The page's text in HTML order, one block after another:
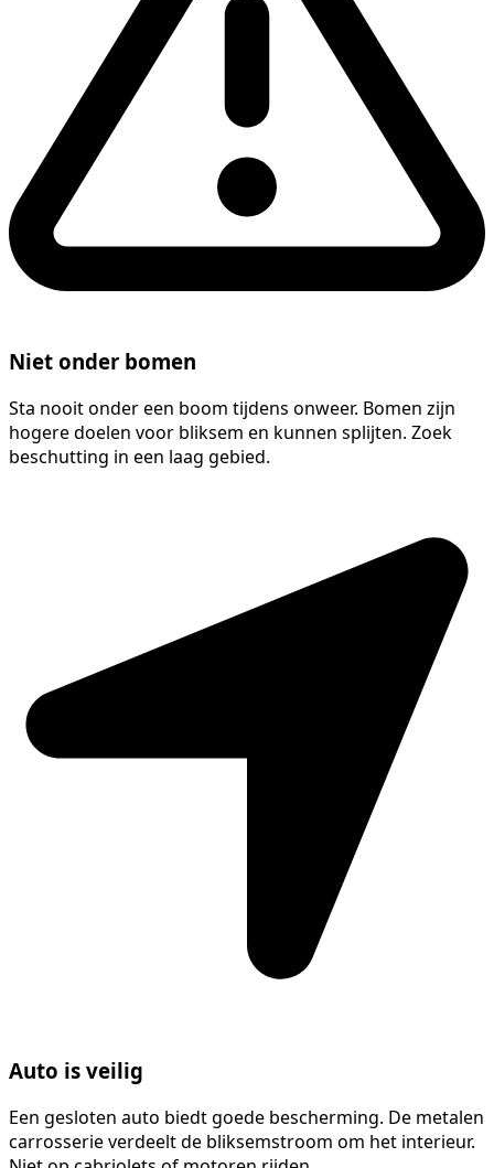
Niet onder bomen
Sta nooit onder een boom tijdens onweer. Bomen zijn
hogere doelen voor bliksem en kunnen splijten. Zoek
beschutting in een laag gebied.
Auto is veilig
Een gesloten auto biedt goede bescherming. De metalen
carrosserie verdeelt de bliksemstroom om het interieur.